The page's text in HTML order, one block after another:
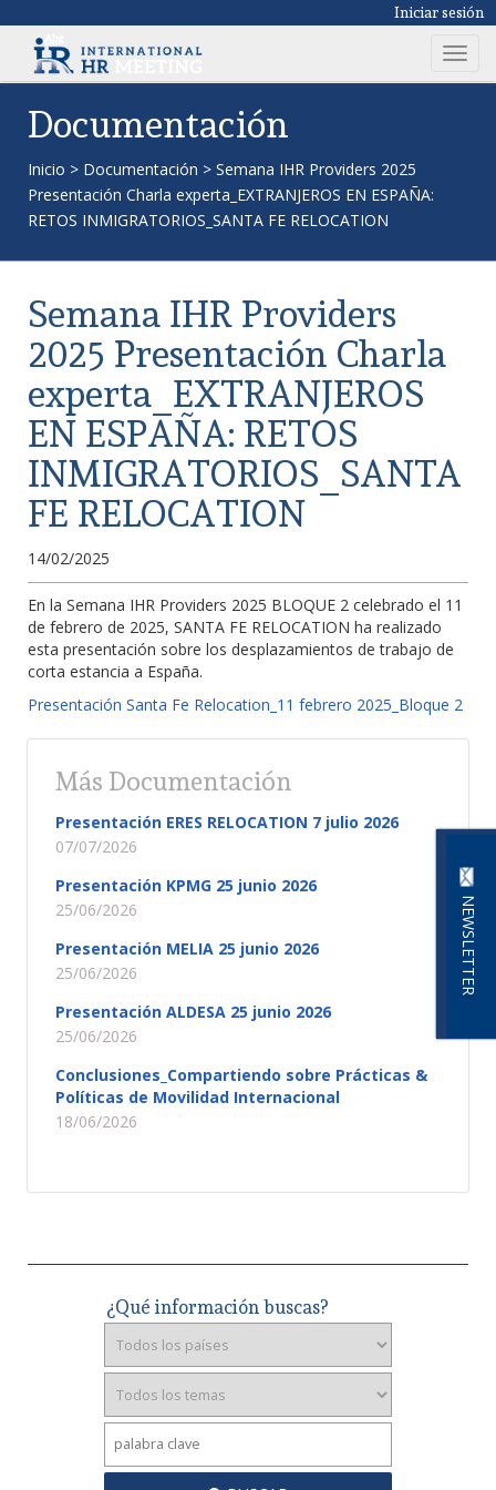
Iniciar sesión
T
o
v
NEWSLETTER
Documentación
Inicio > Documentación > Semana IHR Providers 2025
Presentación Charla experta_EXTRANJEROS EN ESPAÑA:
RETOS INMIGRATORIOS_SANTA FE RELOCATION
Semana IHR Providers
2025 Presentación Charla
experta_EXTRANJEROS
EN ESPAÑA: RETOS
INMIGRATORIOS_SANTA
FE RELOCATION
14/02/2025
En la Semana IHR Providers 2025 BLOQUE 2 celebrado el 11
de febrero de 2025, SANTA FE RELOCATION ha realizado
esta presentación sobre los desplazamientos de trabajo de
corta estancia a España.
Presentación Santa Fe Relocation_11 febrero 2025_Bloque 2
Más Documentación
Presentación ERES RELOCATION 7 julio 2026
07/07/2026
Presentación KPMG 25 junio 2026
25/06/2026
Presentación MELIA 25 junio 2026
25/06/2026
Presentación ALDESA 25 junio 2026
25/06/2026
Conclusiones_Compartiendo sobre Prácticas &
Políticas de Movilidad Internacional
18/06/2026
¿Qué información buscas?